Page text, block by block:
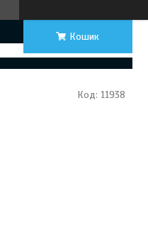
Кошик
Код: 11938